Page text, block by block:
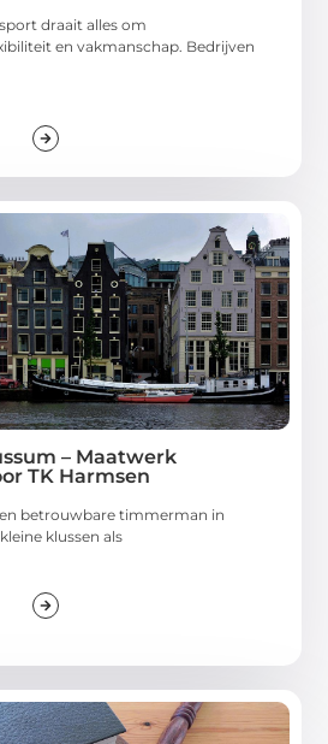
draait alles om
en vakmanschap. Bedrijven
– Maatwerk
TK Harmsen
betrouwbare timmerman in
klussen als